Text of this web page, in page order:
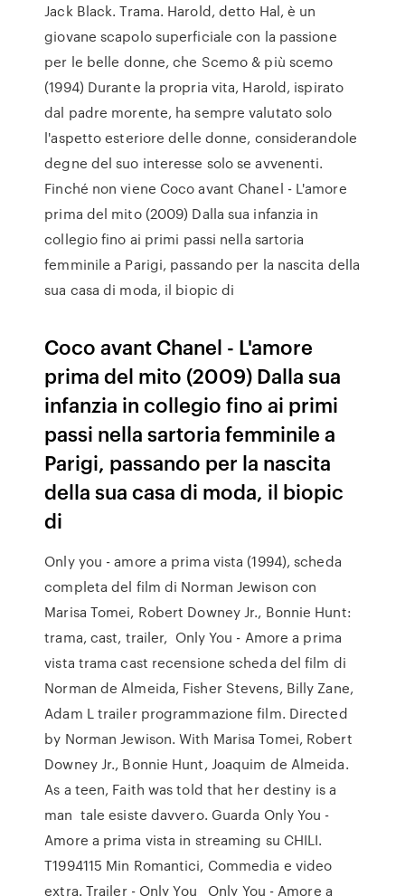
Jack Black. Trama. Harold, detto Hal, è un
giovane scapolo superficiale con la passione
per le belle donne, che Scemo & più scemo
(1994) Durante la propria vita, Harold, ispirato
dal padre morente, ha sempre valutato solo
l'aspetto esteriore delle donne, considerandole
degne del suo interesse solo se avvenenti.
Finché non viene Coco avant Chanel - L'amore
prima del mito (2009) Dalla sua infanzia in
collegio fino ai primi passi nella sartoria
femminile a Parigi, passando per la nascita della
sua casa di moda, il biopic di
Coco avant Chanel - L'amore
prima del mito (2009) Dalla sua
infanzia in collegio fino ai primi
passi nella sartoria femminile a
Parigi, passando per la nascita
della sua casa di moda, il biopic
di
Only you - amore a prima vista (1994), scheda
completa del film di Norman Jewison con
Marisa Tomei, Robert Downey Jr., Bonnie Hunt:
trama, cast, trailer, Only You - Amore a prima
vista trama cast recensione scheda del film di
Norman de Almeida, Fisher Stevens, Billy Zane,
Adam L trailer programmazione film. Directed
by Norman Jewison. With Marisa Tomei, Robert
Downey Jr., Bonnie Hunt, Joaquim de Almeida.
As a teen, Faith was told that her destiny is a
man tale esiste davvero. Guarda Only You -
Amore a prima vista in streaming su CHILI.
T1994115 Min Romantici, Commedia e video
extra. Trailer - Only You Only You - Amore a